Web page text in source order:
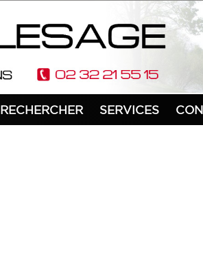
RECHERCHER SERVICES